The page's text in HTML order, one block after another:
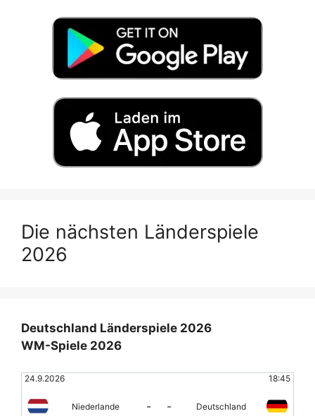
Die nächsten Länderspiele
2026
Deutschland Länderspiele 2026
WM-Spiele 2026
24.9.2026 18:45
Niederlande - - Deutschland